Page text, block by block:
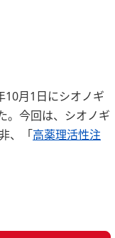
月1日にシオノギ
。今回は、シオノギ
、「高薬理活性注